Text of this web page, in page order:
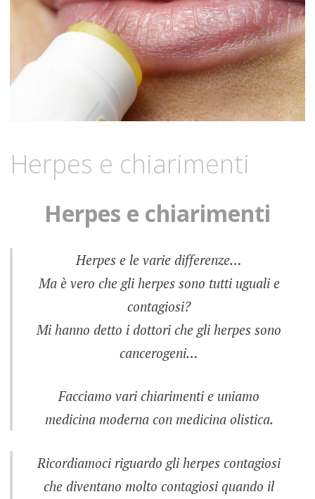
Herpes e chiarimenti
Herpes e chiarimenti
Herpes e le varie differenze…
Ma è vero che gli herpes sono tutti uguali e
contagiosi?
Mi hanno detto i dottori che gli herpes sono
cancerogeni…
Facciamo vari chiarimenti e uniamo
medicina moderna con medicina olistica.
Ricordiamoci riguardo gli herpes contagiosi
che diventano molto contagiosi quando il